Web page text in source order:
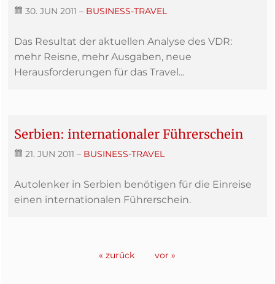
30. JUN 2011 – BUSINESS-TRAVEL
Das Resultat der aktuellen Analyse des VDR:
mehr Reisne, mehr Ausgaben, neue
Herausforderungen für das Travel...
Serbien: internationaler Führerschein
21. JUN 2011 – BUSINESS-TRAVEL
Autolenker in Serbien benötigen für die Einreise
einen internationalen Führerschein.
« zurück vor »